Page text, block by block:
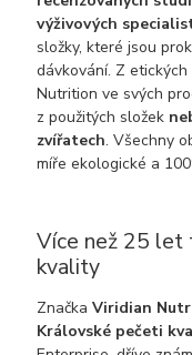
výživových
složky, které jsou
dávkování. Z
Nutrition ve svých
z použitých složek
zvířatech. Všechny
míře ekologické a
Více než 25 let
kvality
ZnačkaViridian
Královské pečeti